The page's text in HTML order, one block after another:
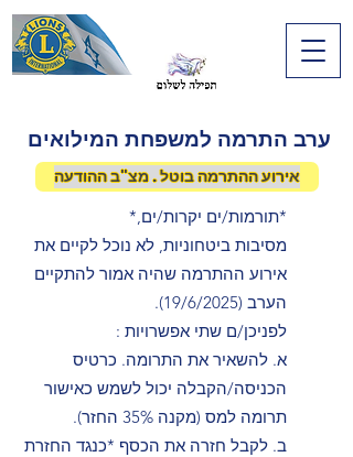
ערב התרמה למשפחת המילואים
אירוע ההתרמה בוטל . מצ"ב ההודעה
*תורמות/ים יקרות/ים,*
מסיבות ביטחוניות, לא נוכל לקיים את
אירוע ההתרמה שהיה אמור להתקיים
הערב (19/6/2025).
לפניכן/ם שתי אפשרויות :
א. להשאיר את התרומה. כרטיס
הכניסה/הקבלה יכול לשמש כאישור
תרומה למס (מקנה 35% החזר).
ב. לקבל חזרה את הכסף *כנגד החזרת